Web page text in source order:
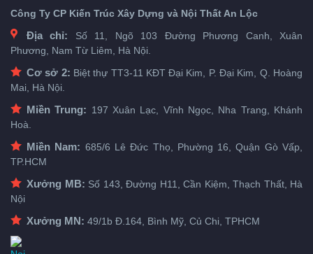
Công Ty CP Kiến Trúc Xây Dựng và Nội Thất An Lộc
Địa chỉ: Số 11, Ngõ 103 Đường Phương Canh, Xuân
Phương, Nam Từ Liêm, Hà Nội.
Cơ sở 2: Biệt thự TT3-11 KĐT Đại Kim, P. Đại Kim, Q. Hoàng
Mai, Hà Nội.
Miền Trung: 197 Xuân Lạc, Vĩnh Ngọc, Nha Trang, Khánh
Hoà.
Miền Nam: 685/6 Lê Đức Thọ, Phường 16, Quận Gò Vấp,
TP.HCM
Xưởng MB: Số 143, Đường H11, Cần Kiệm, Thạch Thất, Hà
Nội
Xưởng MN: 49/1b Đ.164, Bình Mỹ, Củ Chi, TPHCM